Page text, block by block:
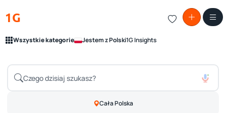
1G
Wszystkie kategorie Jestem z Polski1G Insights
Cała Polska